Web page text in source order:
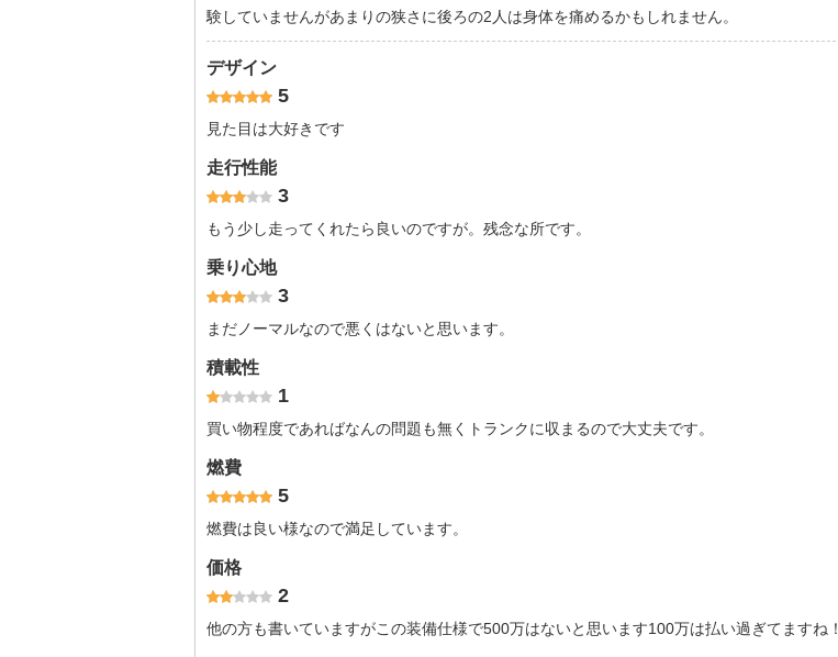
験していませんがあまりの狭さに後ろの2人は身体を痛めるかもしれません。
デザイン
5
見た目は大好きです
走行性能
3
もう少し走ってくれたら良いのですが。残念な所です。
乗り心地
3
まだノーマルなので悪くはないと思います。
積載性
1
買い物程度であればなんの問題も無くトランクに収まるので大丈夫です。
燃費
5
燃費は良い様なので満足しています。
価格
2
他の方も書いていますがこの装備仕様で500万はないと思います100万は払い過ぎてますね！